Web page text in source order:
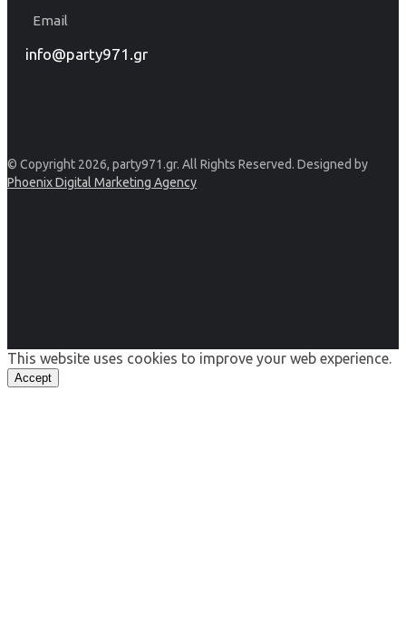
Email
info@party971.gr
© Copyright 2026, party971.gr. All Rights Reserved. Designed by
Phoenix Digital Marketing Agency
This website uses cookies to improve your web experience.
Accept